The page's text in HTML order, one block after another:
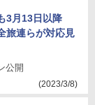
3月13日以降
旅連らが対応見
公開
(2023/3/8)